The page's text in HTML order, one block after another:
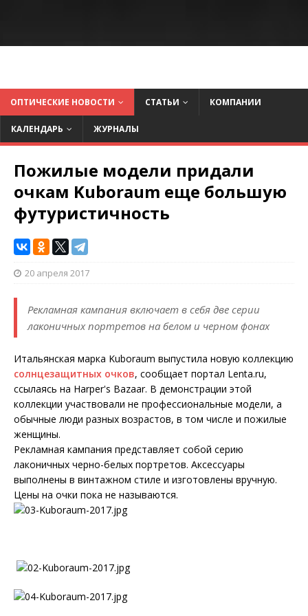
ОПТИЧЕСКИЕ НОВОСТИ СТАТЬИ КОМПАНИИ
КАЛЕНДАРЬ ЖУРНАЛЫ
Пожилые модели придали
очкам Kuboraum еще большую
футуристичность
20 апреля 2017
Рекламная кампания включает в себя две серии
лаконичных портретов на белом и черном фонах
Итальянская марка Kuboraum выпустила новую коллекцию
солнцезащитных очков, сообщает портал Lenta.ru,
ссылаясь на Harper's Bazaar. В демонстрации этой
коллекции участвовали не профессиональные модели, а
обычные люди разных возрастов, в том числе и пожилые
женщины.
Рекламная кампания представляет собой серию
лаконичных черно-белых портретов. Аксессуары
выполнены в винтажном стиле и изготовлены вручную.
Цены на очки пока не называются.